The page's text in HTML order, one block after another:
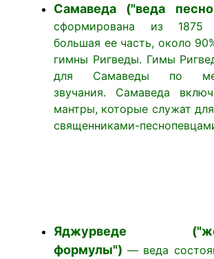
Самаведа ("веда
сформирована из
большая ее часть, около
гимны Ригведы. Гимы
для Самаведы по
звучания. Самаведа
мантры, которые служат
священниками-
Яджурведе
формулы") — веда